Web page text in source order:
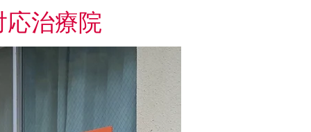
治療院